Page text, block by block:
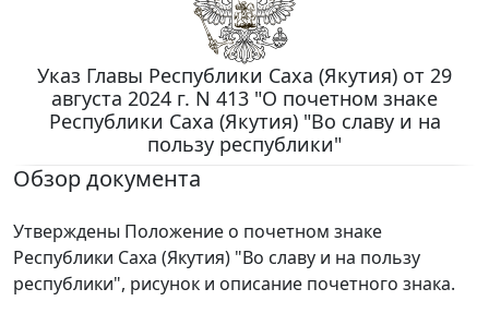
Указ Главы Республики Саха (Якутия) от 29
августа 2024 г. N 413 "О почетном знаке
Республики Саха (Якутия) "Во славу и на
пользу республики"
Обзор документа
Утверждены Положение о почетном знаке
Республики Саха (Якутия) "Во славу и на пользу
республики", рисунок и описание почетного знака.